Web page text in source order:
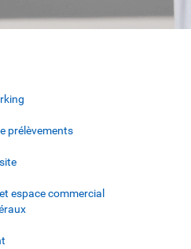
prélèvements
espace commercial